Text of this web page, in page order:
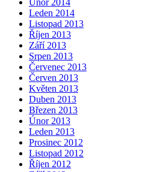
Leden 2014
Listopad 2013
Říjen 2013
Září 2013
Srpen 2013
Červenec 2013
Červen 2013
Květen 2013
Duben 2013
Březen 2013
Únor 2013
Leden 2013
Prosinec 2012
Listopad 2012
Říjen 2012